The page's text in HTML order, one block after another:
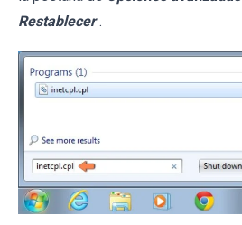
Restablecer .